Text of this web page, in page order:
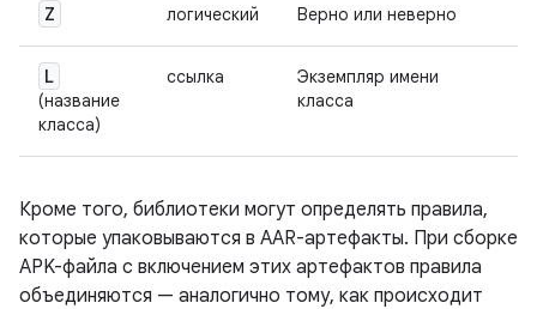
Z логический Верно или неверно
L
(название
класса)
ссылка
Экземпляр имени
класса
Кроме того, библиотеки могут определять правила,
которые упаковываются в AAR-артефакты. При сборке
APK-файла с включением этих артефактов правила
объединяются — аналогично тому, как происходит